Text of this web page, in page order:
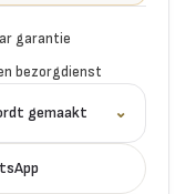
garantie
bezorgdienst
gemaakt ⌄